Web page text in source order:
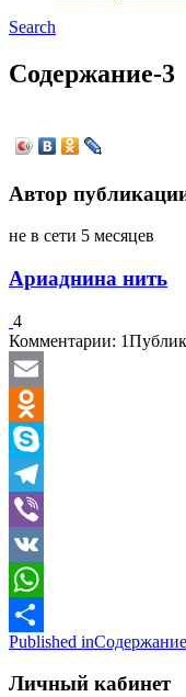
Search
Содержание-3
Автор
не в сети 5 месяцев
Ариаднина нить
4
Комментарии: 1
Email
Odnoklassniki
Skype
Telegram
Viber
VK
WhatsApp
Отправить
Навигация
по
Published in
Личный кабинет